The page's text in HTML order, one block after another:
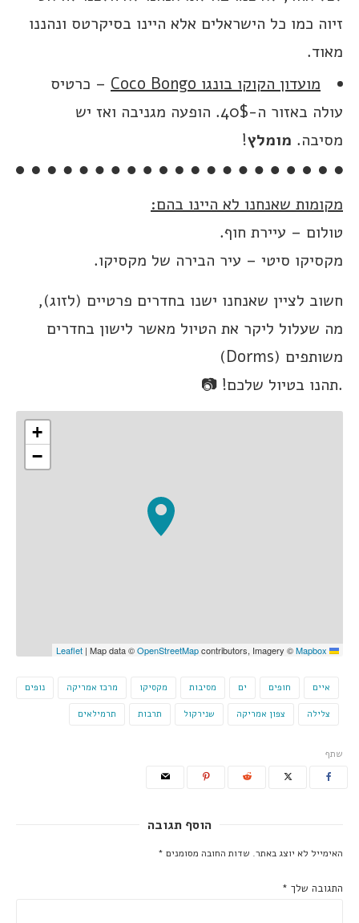
זיוה כמו כל הישראלים אלא היינו בסיקרטס ונהננו
מאוד.
מועדון הקוקו בונגו Coco Bongo
– כרטיס
עולה באזור ה-40$. הופעה מגניבה ואז יש
מסיבה. מומלץ!
מקומות שאנחנו לא היינו בהם:
טולום – עיירת חוף.
מקסיקו סיטי – עיר הבירה של מקסיקו.
חשוב לציין שאנחנו ישנו בחדרים פרטיים (לזוג),
מה שעלול ליקר את הטיול מאשר לישון בחדרים
משותפים (Dorms)
.תהנו בטיול שלכם! 📷
+
−
| Map data ©OpenStreetMapcontributors, Imagery ©Mapbox
איים חופים ים מסיבות מקסיקו מרכז אמריקה נופים
צלילה צפון אמריקה שנירקול תרבות תרמילאים
שתף
הוסף תגובה
האימייל לא יוצג באתר. שדות החובה מסומנים *
התגובה שלך *